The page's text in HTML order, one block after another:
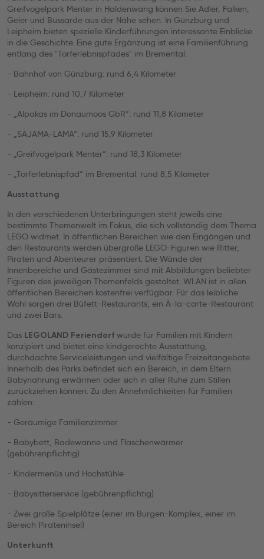
Greifvogelpark Menter in Haldenwang können Sie Adler, Falken,
Geier und Bussarde aus der Nähe sehen. In Günzburg und
Leipheim bieten spezielle Kinderführungen interessante Einblicke
in die Geschichte. Eine gute Ergänzung ist eine Familienführung
entlang des "Torferlebnispfades" im Bremental.
- Bahnhof von Günzburg: rund 6,4 Kilometer
- Leipheim: rund 10,7 Kilometer
- „Alpakas im Donaumoos GbR“: rund 11,8 Kilometer
- „SAJAMA-LAMA“: rund 15,9 Kilometer
- „Greifvogelpark Menter“: rund 18,3 Kilometer
- „Torferlebnispfad“ im Bremental: rund 8,5 Kilometer
Ausstattung
In den verschiedenen Unterbringungen steht jeweils eine
bestimmte Themenwelt im Fokus, die sich vollständig dem Thema
LEGO widmet. In öffentlichen Bereichen wie den Eingängen und
den Restaurants werden übergroße LEGO-Figuren wie Ritter,
Piraten und Abenteurer präsentiert. Die Wände der
Innenbereiche und Gästezimmer sind mit Abbildungen beliebter
Figuren des jeweiligen Themenfelds gestaltet. WLAN ist in allen
öffentlichen Bereichen kostenfrei verfügbar. Für das leibliche
Wohl sorgen drei Büfett-Restaurants, ein À-la-carte-Restaurant
und zwei Bars.
Das LEGOLAND Feriendorf wurde für Familien mit Kindern
konzipiert und bietet eine kindgerechte Ausstattung,
durchdachte Serviceleistungen und vielfältige Freizeitangebote.
Innerhalb des Parks befindet sich ein Bereich, in dem Eltern
Babynahrung erwärmen oder sich in aller Ruhe zum Stillen
zurückziehen können. Zu den Annehmlichkeiten für Familien
zählen:
- Geräumige Familienzimmer
- Babybett, Badewanne und Flaschenwärmer
(gebührenpflichtig)
- Kindermenüs und Hochstühle
- Babysitterservice (gebührenpflichtig)
- Zwei große Spielplätze (einer im Burgen-Komplex, einer im
Bereich Pirateninsel)
Unterkunft